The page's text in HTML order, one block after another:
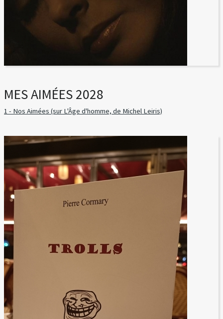
MES AIMÉES 2028
1 - Nos Aimées (sur L'Âge d'homme, de Michel Leiris)